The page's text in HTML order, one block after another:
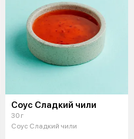
Соус Сладкий чили
30 г
Соус Сладкий чили